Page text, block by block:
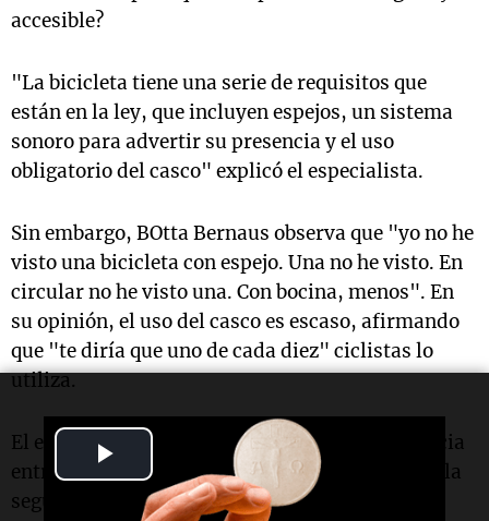
Video
accesible?
"La bicicleta tiene una serie de requisitos que
están en la ley, que incluyen espejos, un sistema
sonoro para advertir su presencia y el uso
obligatorio del casco" explicó el especialista.
Sin embargo, BOtta Bernaus observa que "yo no he
visto una bicicleta con espejo. Una no he visto. En
circular no he visto una. Con bocina, menos". En
su opinión, el uso del casco es escaso, afirmando
que "te diría que uno de cada diez" ciclistas lo
utiliza.
El especialista también menciona la discrepancia
entre las expectativas y la realidad en cuanto a la
seguridad de los ciclistas.